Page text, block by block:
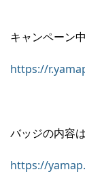
キャンペーン
https://
バッジの内容
https://